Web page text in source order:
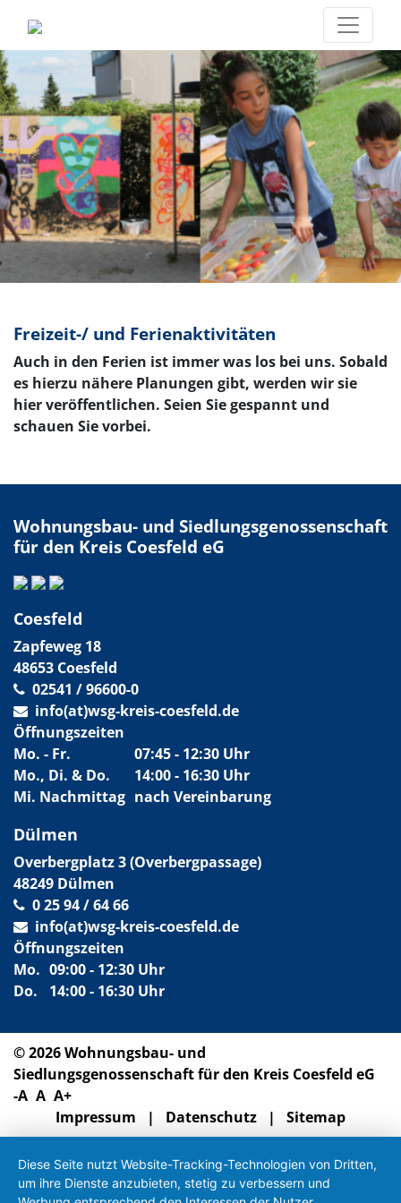
Ferienaktivitäten
Freizeit-/ und Ferienaktivitäten
Auch in den Ferien ist immer was los bei uns. Sobald
es hierzu nähere Planungen gibt, werden wir sie
hier veröffentlichen. Seien Sie gespannt und
schauen Sie vorbei.
Wohnungsbau- und Siedlungsgenossenschaft
für den Kreis Coesfeld eG
Coesfeld
Zapfeweg 18
48653 Coesfeld
02541 / 96600-0
info(at)wsg-kreis-coesfeld.de
Öffnungszeiten
Mo. - Fr.
07:45 - 12:30 Uhr
Mo., Di. & Do.
14:00 - 16:30 Uhr
Mi. Nachmittag nach Vereinbarung
Dülmen
Overbergplatz 3 (Overbergpassage)
48249 Dülmen
0 25 94 / 64 66
info(at)wsg-kreis-coesfeld.de
Öffnungszeiten
Mo. 09:00 - 12:30 Uhr
Do.
14:00 - 16:30 Uhr
© 2026 Wohnungsbau- und
Siedlungsgenossenschaft für den Kreis Coesfeld eG
-A A A+
Impressum
Datenschutz Sitemap
Diese Seite nutzt Website-Tracking-Technologien von Dritten,
um ihre Dienste anzubieten, stetig zu verbessern und